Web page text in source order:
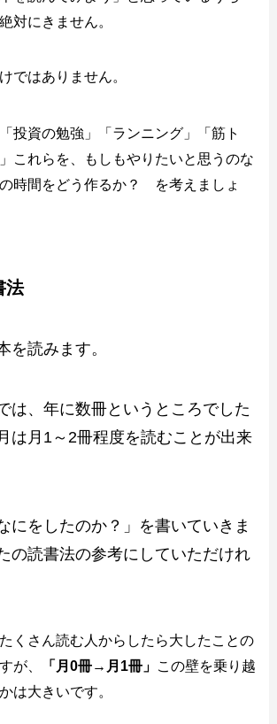
対にきません。
ではありません。
投資の勉強」「ランニング」「筋ト
これらを、もしもやりたいと思うのな
時間をどう作るか？ を考えましょ
法
を読みます。
は、年に数冊というところでした
は月1～2冊程度を読むことが出来
にをしたのか？」を書いていきま
の読書法の参考にしていただけれ
くさん読む人からしたら大したことの
が、
「月0冊→月1冊」 この壁を乗り越
は大きいです。